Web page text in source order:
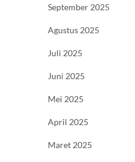
September 2025
Agustus 2025
Juli 2025
Juni 2025
Mei 2025
April 2025
Maret 2025